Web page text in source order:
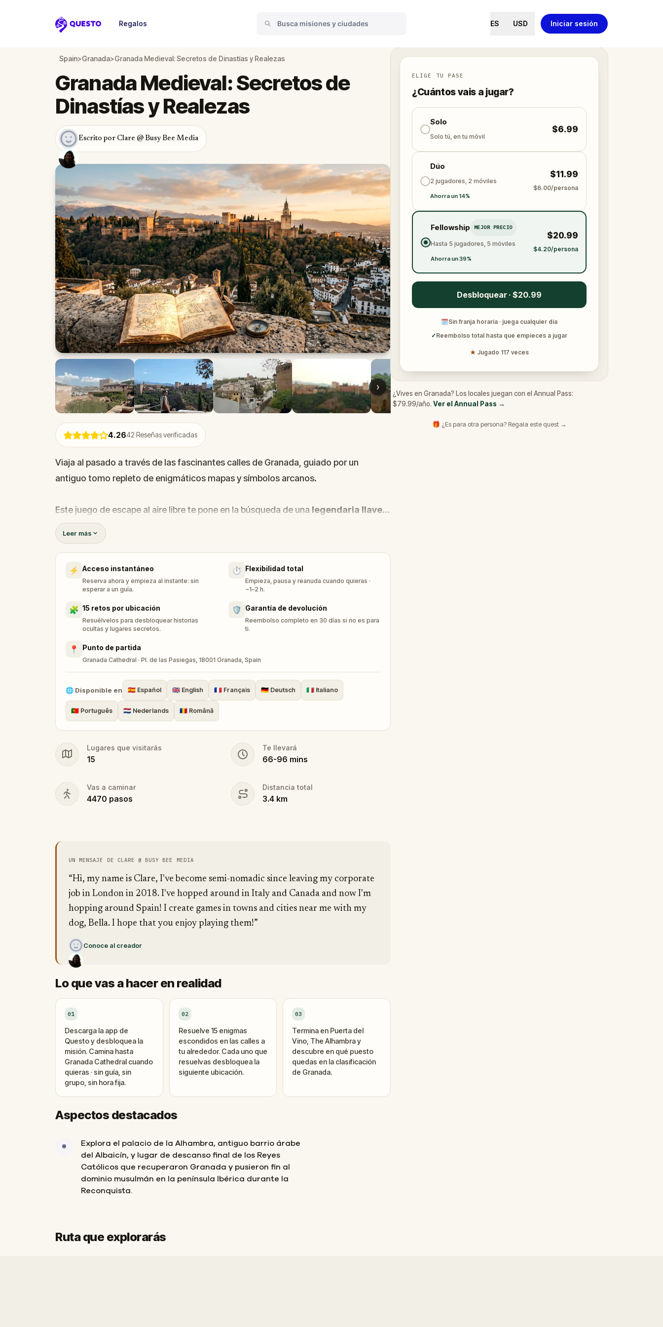
Questo
Regalos ES USD Iniciar sesión
Spain>Granada>Granada Medieval: Secretos de Dinastías y Realezas
›
4.2642 Reseñas verificadas
Granada Medieval: Secretos de
Dinastías y Realezas
Escrito por Clare @ Busy Bee Media
Viaja al pasado a través de las fascinantes calles de Granada, guiado por un
antiguo tomo repleto de enigmáticos mapas y símbolos arcanos.
Este juego de escape al aire libre te pone en la búsqueda de una legendaria llave
dorada, que se cree que abre cámaras ocultas en un palacio construido por linajes
reales de antaño.
Los rumores hablan de tesoros inimaginables guardados en su interior. Sin
embargo, el camino hacia la riqueza está plagado de desafíos: busca al escurridizo
Astrólogo, elude el temor del y navega por los intrincados
que conducen al corazón mismo de la regia morada.
¿Descubrirás los secretos que han estado envueltos en el misterio durante siglos?
Leer más
⚡ Acceso instantáneo
Reserva ahora y empieza al instante: sin
esperar a un guía.
⏱️ Flexibilidad total
Empieza, pausa y reanuda cuando quieras ·
~1–2 h.
🧩 15 retos por ubicación
Resuélvelos para desbloquear historias
ocultas y lugares secretos.
🛡️ Garantía de devolución
Reembolso completo en 30 días si no es para
ti.
📍 Punto de partida
Granada Cathedral · Pl. de las Pasiegas, 18001 Granada, Spain
🌐 Disponible en 🇪🇸 Español 🇬🇧 English 🇫🇷 Français 🇩🇪 Deutsch 🇮🇹 Italiano
🇵🇹 Português 🇳🇱 Nederlands 🇷🇴 Română
Lugares que visitarás
15
Te llevará
66-96 mins
Vas a caminar
4470 pasos
Distancia total
3.4 km
UN MENSAJE DE CLARE @ BUSY BEE MEDIA
“Hi, my name is Clare, I've become semi-nomadic since leaving my corporate
job in London in 2018. I've hopped around in Italy and Canada and now I'm
hopping around Spain! I create games in towns and cities near me with my
dog, Bella. I hope that you enjoy playing them!”
Conoce al creador
Lo que vas a hacer en realidad
01
Descarga la app de
Questo y desbloquea la
misión. Camina hasta
Granada Cathedral cuando
quieras · sin guía, sin
grupo, sin hora fija.
02
Resuelve 15 enigmas
escondidos en las calles a
tu alrededor. Cada uno que
resuelvas desbloquea la
siguiente ubicación.
03
Termina en Puerta del
Vino, The Alhambra y
descubre en qué puesto
quedas en la clasificación
de Granada.
Aspectos destacados
Explora el palacio de la Alhambra, antiguo barrio árabe
del Albaicín, y lugar de descanso final de los Reyes
Católicos que recuperaron Granada y pusieron fin al
dominio musulmán en la península Ibérica durante la
Reconquista.
ELIGE TU PASE
¿Cuántos vais a jugar?
Solo
Solo tú, en tu móvil
$6.99
Dúo
2 jugadores, 2 móviles
Ahorra un 14%
$11.99
$6.00/persona
Fellowship MEJOR PRECIO
Hasta 5 jugadores, 5 móviles
Ahorra un 39%
$20.99
$4.20/persona
Desbloquear · $20.99
🗓Sin franja horaria · juega cualquier día
✓Reembolso total hasta que empieces a jugar
★ Jugado 117 veces
¿Vives en Granada? Los locales juegan con el Annual Pass:
$79.99/año. Ver el Annual Pass →
🎁 ¿Es para otra persona? Regala este quest →
Ruta que explorarás